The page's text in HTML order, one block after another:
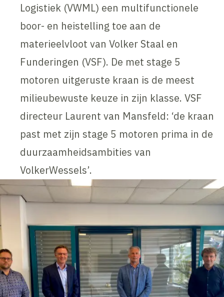
Logistiek (VWML) een multifunctionele
boor- en heistelling toe aan de
materieelvloot van Volker Staal en
Funderingen (VSF). De met stage 5
motoren uitgeruste kraan is de meest
milieubewuste keuze in zijn klasse. VSF
directeur Laurent van Mansfeld: ‘de kraan
past met zijn stage 5 motoren prima in de
duurzaamheidsambities van
VolkerWessels’.